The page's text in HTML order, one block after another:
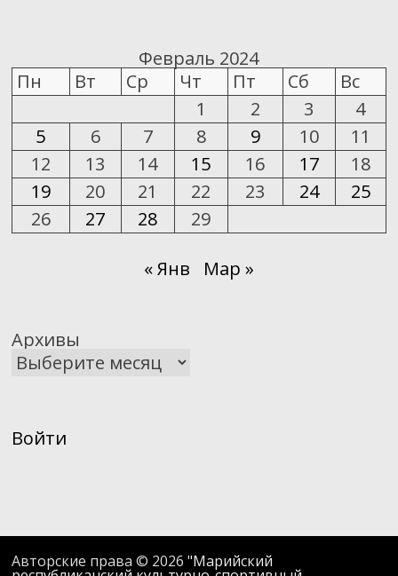
Февраль 2024
Пн
Вт Ср Чт Пт Сб
Вс
1
2 3
4
5
6 7 8 9 10
11
12
13 14 15 16 17
18
19
20 21 22 23 24
25
26
27 28 29
« Янв Мар »
Архивы
Войти
Авторские права © 2026 "Марийский